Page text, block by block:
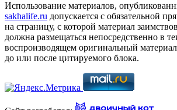
Использование материалов,
sakhalife.ru допускается с обязательной
на страницу, с которой материал
должна размещаться непосредственно в
воспроизводящем оригинальный материал
до или после цитируемого блока.